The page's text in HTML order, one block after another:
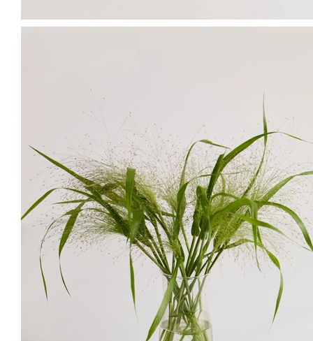
스탠다드 카네이션
18,900원
유칼립투스 폴리안
9%9,900원
호리병 유리화기
15,000원
에포크 그
지 화병
21,000원
Farm
이렇게 자라요